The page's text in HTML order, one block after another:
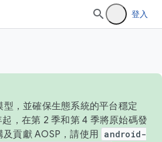
登入
，並確保生態系統的平台穩定
，在第 2 季和第 4 季將原始碼發
貢獻 AOSP，請使用 android-